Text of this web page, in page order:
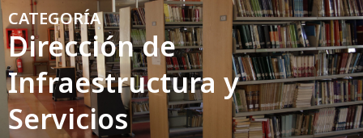
CATEGORÍA
Dirección de
Infraestructura y
Servicios